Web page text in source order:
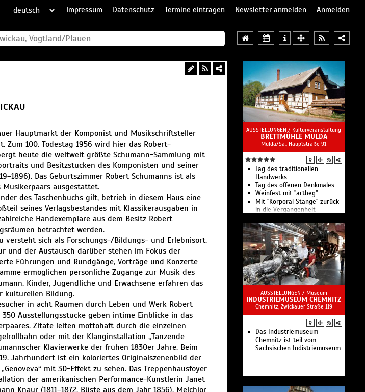
Impressum Datenschutz Termine eintragen Newsletter anmelden
Anmelden
Hauptmarkt der Komponist und Musikschriftsteller
Zum 100. Todestag 1956 wird hier das Robert-
heute die weltweit größte Schumann-Sammlung mit
und Besitzstücken des Komponisten und seiner
Das Geburtszimmer Robert Schumanns ist als
ausgestattet.
des Taschenbuchs gilt, betrieb in diesem Haus eine
seines Verlagsbestandes mit Klassikerausgaben in
Handexemplare aus dem Besitz Robert
betrachtet werden.
versteht sich als Forschungs-/Bildungs- und Erlebnisort.
und der Austausch darüber stehen im Fokus der
Führungen und Rundgänge, Vorträge und Konzerte
ermöglichen persönliche Zugänge zur Musik des
Kinder, Jugendliche und Erwachsene erfahren das
kulturellen Bildung.
in acht Räumen durch Leben und Werk Robert
Ausstellungsstücke geben intime Einblicke in das
Zitate leiten mottohaft durch die einzelnen
oder mit der Klanginstallation „Tanzende
Klavierwerke der frühen 1830er Jahre. Beim
Jahrhundert ist ein koloriertes Originalszenenbild der
mit 3D-Effekt zu sehen. Das Treppenhausfoyer
der amerikanischen Performance-Künstlerin Janet
Knaur (1811–1872, Büste aus dem Jahr 1856), Melchior
AUSSTELLUNGEN / Kulturveranstaltung
BRETTMÜHLE MULDA
Mulda/Sa., Hauptstraße 91
Tag des traditionellen
Handwerks
Tag des offenen Denkmales
Weinfest mit "artbeg"
Mit "Korporal Stange" zurück
in die Vergangenheit
Erzgebirge ist ein historisches
Sägewerk und technisches
Denkmal und bietet
Führungen und
Veranstaltungen.
AUSSTELLUNGEN / Museum
INDUSTRIEMUSEUM CHEMNITZ
Chemnitz, Zwickauer Straße 119
Das Industriemuseum
Chemnitz ist teil vom
Sächsischen Indistriemuseum